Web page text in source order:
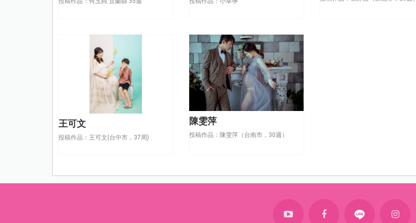
王可文
投稿作品：王可文(台中市，37周)
陳雯萍
投稿作品：陳雯萍（台南市，30週）